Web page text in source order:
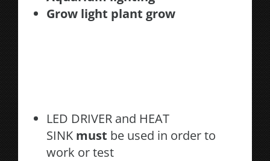
Grow light plant grow
LED DRIVER and HEAT
SINK must be used in order to
work or test